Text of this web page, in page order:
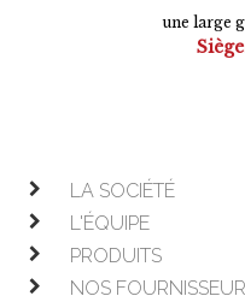
une large
LA SOCIÉTÉ
L'ÉQUIPE
PRODUITS
NOS